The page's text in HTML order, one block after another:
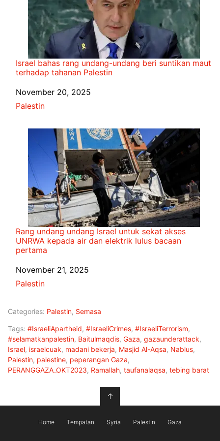
Israel bahas rang undang-undang beri suntikan maut
terhadap tahanan Palestin
Date
November 20, 2025
In relation to
Palestin
Rang undang undang Israel untuk sekat akses
UNRWA kepada air dan elektrik lulus bacaan
pertama
Date
November 21, 2025
In relation to
Palestin
Categories: Palestin, Semasa
Tags: #IsraeliApartheid, #IsraeliCrimes, #IsraeliTerrorism,
#selamatkanpalestin, Baitulmaqdis, Gaza, gazaunderattack,
Israel, israelcuak, madani bekerja, Masjid Al-Aqsa, Nablus,
Palestin, palestine, peperangan Gaza,
PERANGGAZA_OKT2023, Ramallah, taufanalaqsa, tebing barat
↑
Home Tempatan Syria Palestin Gaza